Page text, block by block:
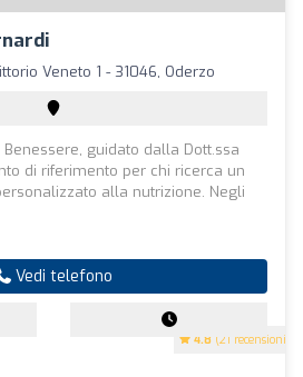
4.8 (21 recensioni)
Veneto 1 - 31046, Oderzo
guidato dalla Dott.ssa
di riferimento per chi ricerca un
alla nutrizione. Negli
Vedi telefono